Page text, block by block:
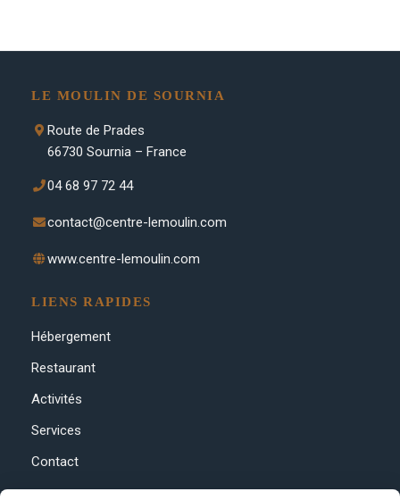
LE MOULIN DE SOURNIA
Route de Prades
66730 Sournia – France
04 68 97 72 44
contact@centre-lemoulin.com
www.centre-lemoulin.com
LIENS RAPIDES
Hébergement
Restaurant
Activités
Services
Contact